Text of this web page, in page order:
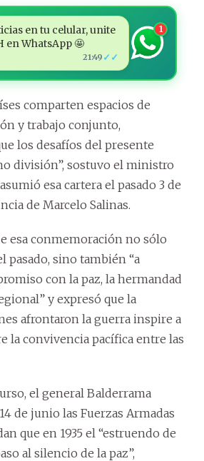
en tu celular, unite
en WhatsApp 🤩
21:49 ✓✓
1
comparten espacios de
y trabajo conjunto,
los desafíos del presente
división”, sostuvo el ministro
esa cartera el pasado 3 de
de Marcelo Salinas.
esa conmemoración no sólo
pasado, sino también “a
con la paz, la hermandad
y expresó que la
afrontaron la guerra inspire a
la convivencia pacífica entre las
el general Balderrama
de junio las Fuerzas Armadas
que en 1935 el “estruendo de
al silencio de la paz”,